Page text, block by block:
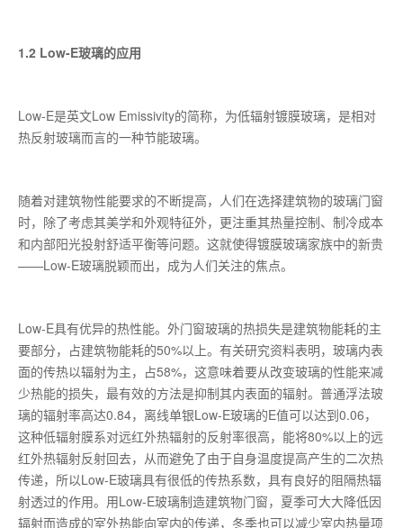
1.2 Low-E玻璃的应用
Low-E是英文Low Emissivity的简称，为低辐射镀膜玻璃，是相对
热反射玻璃而言的一种节能玻璃。
随着对建筑物性能要求的不断提高，人们在选择建筑物的玻璃门窗
时，除了考虑其美学和外观特征外，更注重其热量控制、制冷成本
和内部阳光投射舒适平衡等问题。这就使得镀膜玻璃家族中的新贵
——Low-E玻璃脱颖而出，成为人们关注的焦点。
Low-E具有优异的热性能。外门窗玻璃的热损失是建筑物能耗的主
要部分，占建筑物能耗的50%以上。有关研究资料表明，玻璃内表
面的传热以辐射为主，占58%，这意味着要从改变玻璃的性能来减
少热能的损失，最有效的方法是抑制其内表面的辐射。普通浮法玻
璃的辐射率高达0.84，离线单银Low-E玻璃的E值可以达到0.06，
这种低辐射膜系对远红外热辐射的反射率很高，能将80%以上的远
红外热辐射反射回去，从而避免了由于自身温度提高产生的二次热
传递，所以Low-E玻璃具有很低的传热系数，具有良好的阻隔热辐
射透过的作用。用Low-E玻璃制造建筑物门窗，夏季可大大降低因
辐射而造成的室外热能向室内的传递，冬季也可以减少室内热量项